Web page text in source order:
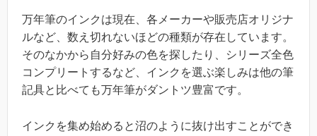
万年筆のインクは現在、各メーカーや販売店オリジナ
ルなど、数え切れないほどの種類が存在しています。
そのなかから自分好みの色を探したり、シリーズ全色
コンプリートするなど、インクを選ぶ楽しみは他の筆
記具と比べても万年筆がダントツ豊富です。
インクを集め始めると沼のように抜け出すことができ